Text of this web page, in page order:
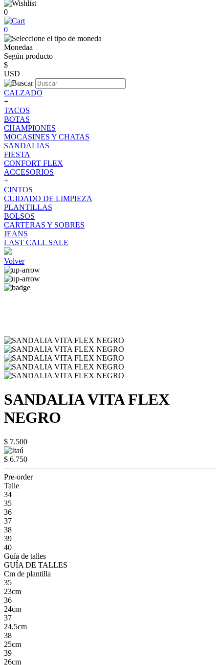
0
0
Monedaa
Según producto
$
USD
CALZADO
+
TACOS
BOTAS
CHAMPIONES
MOCASINES Y CHATAS
SANDALIAS
FIESTA
CONFORT FLEX
ACCESORIOS
+
CINTOS
CUIDADO DE LIMPIEZA
PLANTILLAS
BOLSOS
CARTERAS Y SOBRES
JEANS
LAST CALL SALE
Volver
SANDALIA VITA FLEX
NEGRO
$ 7.500
$ 6.750
Pre-order
Talle
34
35
36
37
38
39
40
Guía de talles
GUÍA DE TALLES
Cm de plantilla
35
23cm
36
24cm
37
24,5cm
38
25cm
39
26cm